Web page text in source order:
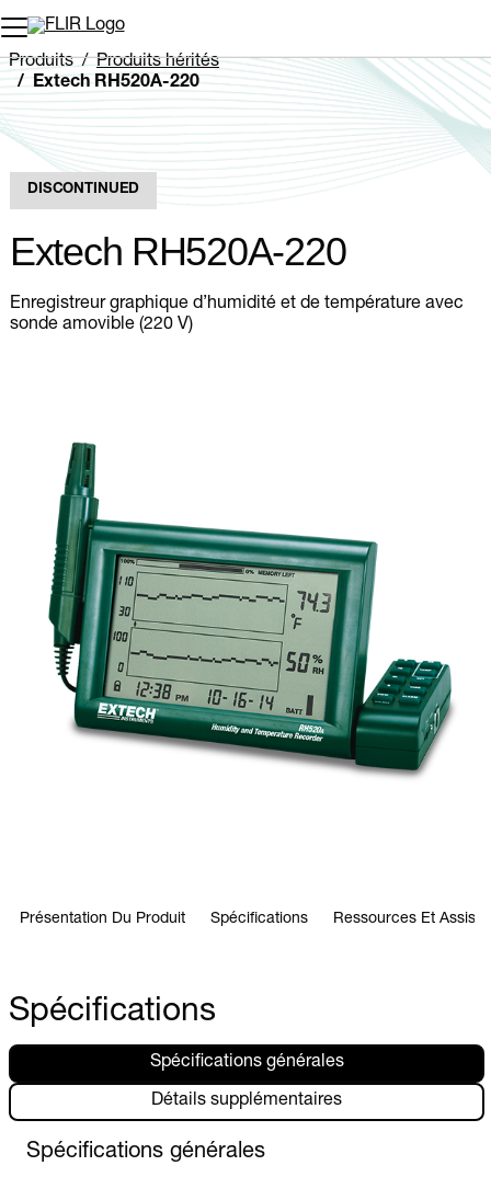
Unread messages
Modèle
Supprimer
articles
Ajouter au panier
Ajouté au panier
Produits
Produits hérités
Extech RH520A-220
DISCONTINUED
Extech RH520A-220
Enregistreur graphique d’humidité et de température avec
sonde amovible (220 V)
Présentation Du Produit Spécifications Ressources Et
Spécifications
Spécifications générales
Détails supplémentaires
Spécifications générales